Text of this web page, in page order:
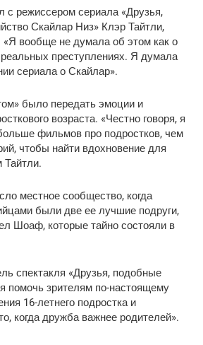
с режиссером сериала «Друзья,
Скайлар Низ» Клэр Тайтли,
«Я вообще не думала об этом как о
преступлениях. Я думала
сериала о Скайлар».
было передать эмоции и
возраста. «Честно говоря, я
фильмов про подростков, чем
чтобы найти вдохновение для
Тайтли.
местное сообщество, когда
были две ее лучшие подруги,
Шоаф, которые тайно состояли в
спектакля «Друзья, подобные
помочь зрителям по-настоящему
16-летнего подростка и
когда дружба важнее родителей».